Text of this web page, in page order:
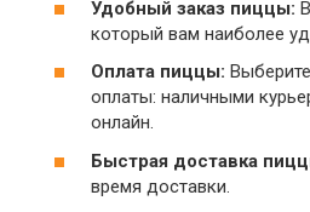
Удобный заказ пиццы:
который вам наиболее
Оплата пиццы:
оплаты: наличными
онлайн.
Быстрая доставка
время доставки.